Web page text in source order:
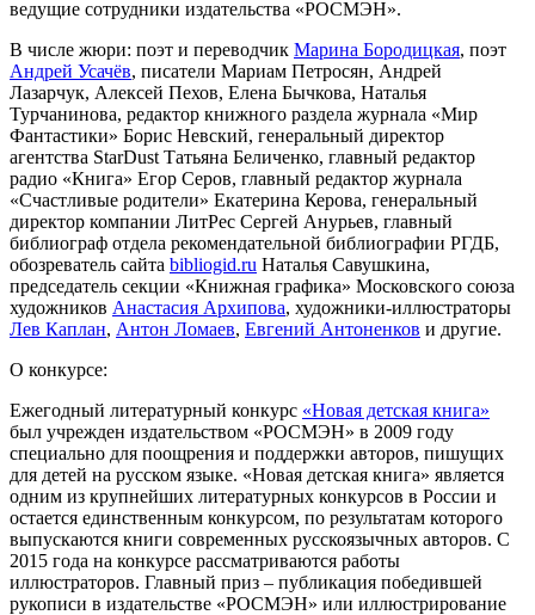
ведущие сотрудники издательства «РОСМЭН».
В числе жюри: поэт и переводчик Марина Бородицкая, поэт
Андрей Усачёв, писатели Мариам Петросян, Андрей
Лазарчук, Алексей Пехов, Елена Бычкова, Наталья
Турчанинова, редактор книжного раздела журнала «Мир
Фантастики» Борис Невский, генеральный директор
агентства StarDust Татьяна Беличенко, главный редактор
радио «Книга» Егор Серов, главный редактор журнала
«Счастливые родители» Екатерина Керова, генеральный
директор компании ЛитРес Сергей Анурьев, главный
библиограф отдела рекомендательной библиографии РГДБ,
обозреватель сайта bibliogid.ru Наталья Савушкина,
председатель секции «Книжная графика» Московского союза
художников Анастасия Архипова, художники-иллюстраторы
Лев Каплан, Антон Ломаев, Евгений Антоненков и другие.
О конкурсе:
Ежегодный литературный конкурс «Новая детская книга»
был учрежден издательством «РОСМЭН» в 2009 году
специально для поощрения и поддержки авторов, пишущих
для детей на русском языке. «Новая детская книга» является
одним из крупнейших литературных конкурсов в России и
остается единственным конкурсом, по результатам которого
выпускаются книги современных русскоязычных авторов. С
2015 года на конкурсе рассматриваются работы
иллюстраторов. Главный приз – публикация победившей
рукописи в издательстве «РОСМЭН» или иллюстрирование